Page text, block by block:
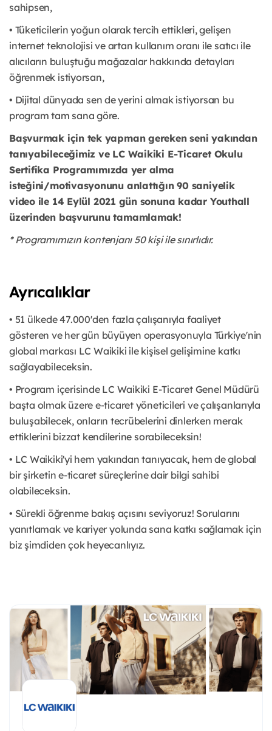
sahipsen,
• Tüketicilerin yoğun olarak tercih ettikleri, gelişen
internet teknolojisi ve artan kullanım oranı ile satıcı ile
alıcıların buluştuğu mağazalar hakkında detayları
öğrenmek istiyorsan,
• Dijital dünyada sen de yerini almak istiyorsan bu
program tam sana göre.
Başvurmak için tek yapman gereken seni yakından
tanıyabileceğimiz ve LC Waikiki E-Ticaret Okulu
Sertifika Programımızda yer alma
isteğini/motivasyonunu anlattığın 90 saniyelik
video ile 14 Eylül 2021 gün sonuna kadar Youthall
üzerinden başvurunu tamamlamak!
* Programımızın kontenjanı 50 kişi ile sınırlıdır.
Ayrıcalıklar
• 51 ülkede 47.000'den fazla çalışanıyla faaliyet
gösteren ve her gün büyüyen operasyonuyla Türkiye'nin
global markası LC Waikiki ile kişisel gelişimine katkı
sağlayabileceksin.
• Program içerisinde LC Waikiki E-Ticaret Genel Müdürü
başta olmak üzere e-ticaret yöneticileri ve çalışanlarıyla
buluşabilecek, onların tecrübelerini dinlerken merak
ettiklerini bizzat kendilerine sorabileceksin!
• LC Waikiki'yi hem yakından tanıyacak, hem de global
bir şirketin e-ticaret süreçlerine dair bilgi sahibi
olabileceksin.
• Sürekli öğrenme bakış açısını seviyoruz! Sorularını
yanıtlamak ve kariyer yolunda sana katkı sağlamak için
biz şimdiden çok heyecanlıyız.